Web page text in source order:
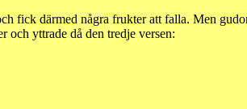
fick därmed några frukter att falla. Men
och yttrade då den tredje versen: